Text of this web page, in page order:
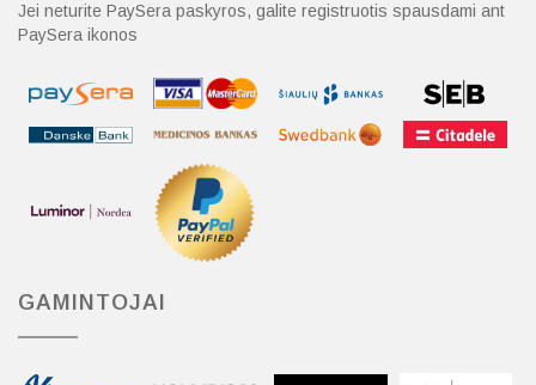
Jei neturite PaySera paskyros, galite registruotis spausdami ant
PaySera ikonos
GAMINTOJAI